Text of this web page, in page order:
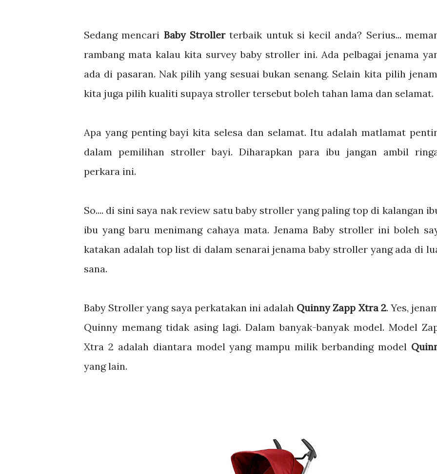
Sedang mencari Baby Strollerterbaik untuk si kecil anda? Serius...
rambang mata kalau kita survey baby stroller ini. Ada pelbagai jenama
ada di pasaran. Nak pilih yang sesuai bukan senang. Selain kita pilih
kita juga pilih kualiti supaya stroller tersebut boleh tahan lama dan selamat.
Apa yang penting bayi kita selesa dan selamat. Itu adalah matlamat
dalam pemilihan stroller bayi. Diharapkan para ibu jangan ambil
perkara ini.
So.... di sini saya nak review satu baby stroller yang paling top di kalangan
ibu yang baru menimang cahaya mata. Jenama Baby stroller ini boleh
katakan adalah top list di dalam senarai jenama baby stroller yang ada di
sana.
Baby Stroller yang saya perkatakan ini adalah Quinny Zapp Xtra 2. Yes,
Quinny memang tidak asing lagi. Dalam banyak-banyak model. Model
Xtra 2 adalah diantara model yang mampu milik berbanding model
yang lain.